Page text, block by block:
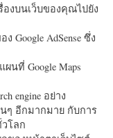
งบนเว็บของคุณไปยัง
Google AdSense ซึ่ง
นที่ Google Maps
engine อย่าง
ๆ อีกมากมาย กับการ
โลก